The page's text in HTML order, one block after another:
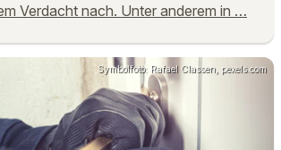
Verdacht nach. Unter anderem in …
Symbolfoto: Rafael Classen, pexels.com